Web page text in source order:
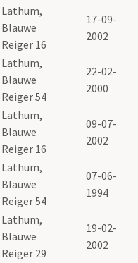
Lathum,
Blauwe
Reiger 16
17-09-
2002
Lathum,
Blauwe
Reiger 54
22-02-
2000
Lathum,
Blauwe
Reiger 16
09-07-
2002
Lathum,
Blauwe
Reiger 54
07-06-
1994
Lathum,
Blauwe
Reiger 29
19-02-
2002